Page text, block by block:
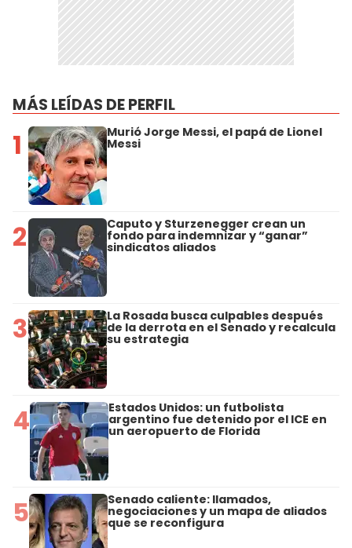
MÁS LEÍDAS DE PERFIL
1 Murió Jorge Messi, el papá de Lionel
Messi
2 Caputo y Sturzenegger crean un
fondo para indemnizar y “ganar”
sindicatos aliados
3 La Rosada busca culpables después
de la derrota en el Senado y recalcula
su estrategia
4 Estados Unidos: un futbolista
argentino fue detenido por el ICE en
un aeropuerto de Florida
5 Senado caliente: llamados,
negociaciones y un mapa de aliados
que se reconfigura